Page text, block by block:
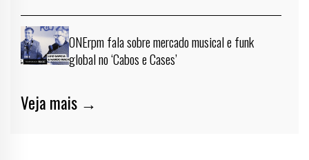
ONErpm fala sobre mercado musical e funk
global no ‘Cabos e Cases’
Veja mais →